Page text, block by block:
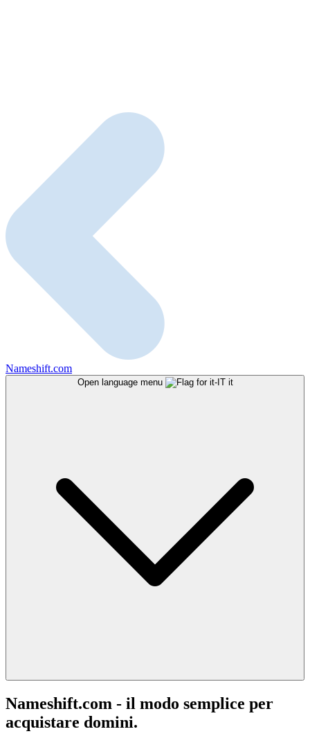
Nameshift.com
Open language menu it
Nameshift.com - il modo semplice per
acquistare domini.